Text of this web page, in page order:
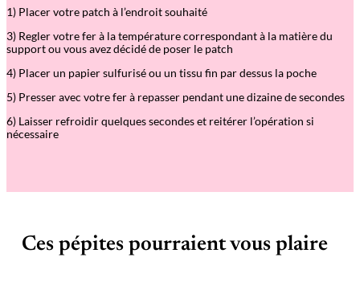
1) Placer votre patch à l’endroit souhaité
3) Regler votre fer à la température correspondant à la matière du
support ou vous avez décidé de poser le patch
4) Placer un papier sulfurisé ou un tissu fin par dessus la poche
5) Presser avec votre fer à repasser pendant une dizaine de secondes
6) Laisser refroidir quelques secondes et reitérer l’opération si
nécessaire
Ces pépites pourraient vous plaire